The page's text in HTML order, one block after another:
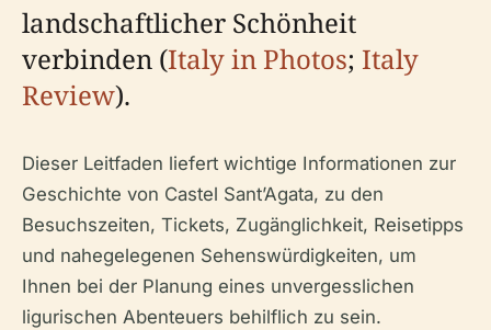
landschaftlicher Schönheit
verbinden (Italy in Photos; Italy
Review).
Dieser Leitfaden liefert wichtige Informationen zur
Geschichte von Castel Sant’Agata, zu den
Besuchszeiten, Tickets, Zugänglichkeit, Reisetipps
und nahegelegenen Sehenswürdigkeiten, um
Ihnen bei der Planung eines unvergesslichen
ligurischen Abenteuers behilflich zu sein.